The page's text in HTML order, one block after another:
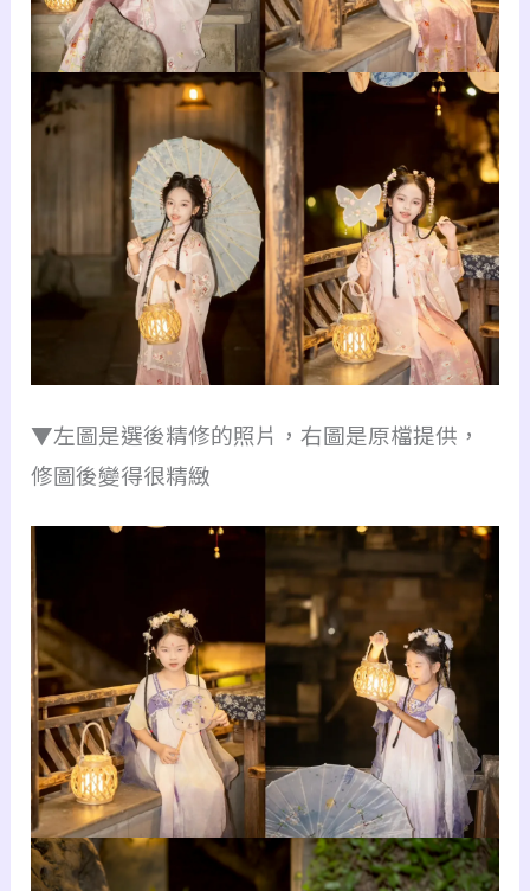
▼左圖是選後精修的照片，右圖是原檔提供，
修圖後變得很精緻